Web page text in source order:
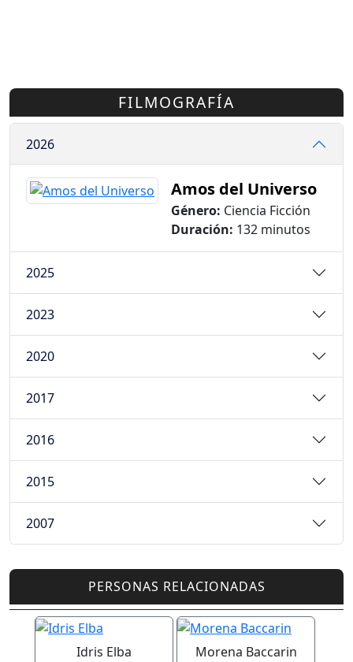
FILMOGRAFÍA
2026
Amos del Universo
Género: Ciencia Ficción
Duración: 132 minutos
2025
2023
2020
2017
2016
2015
2007
PERSONAS RELACIONADAS
Idris Elba Morena Baccarin